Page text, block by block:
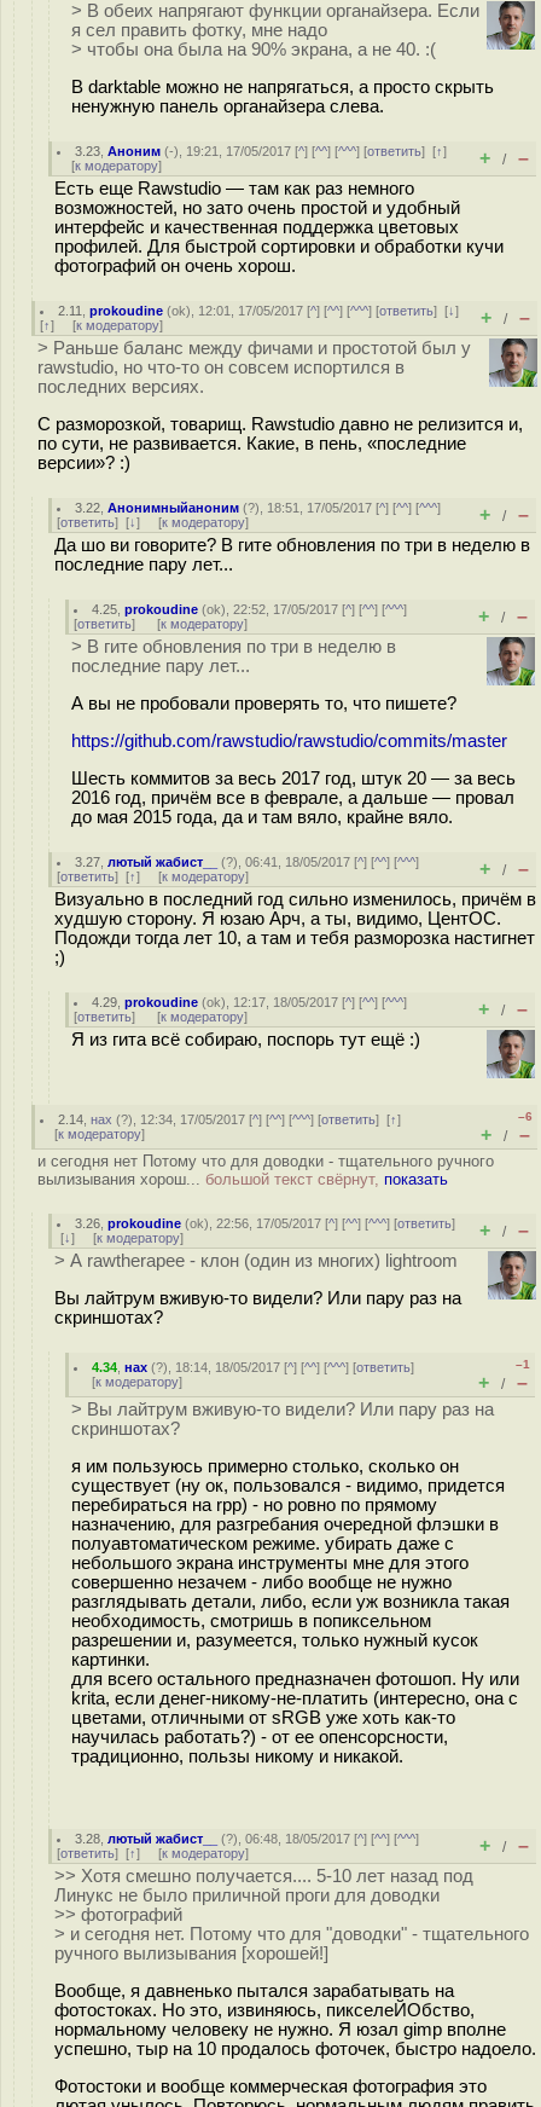
> В обеих напрягают функции органайзера. Если
я сел править фотку, мне надо
> чтобы она была на 90% экрана, а не 40. :(
В darktable можно не напрягаться, а просто скрыть
ненужную панель органайзера слева.
3.23 ,Аноним (-), 19:21, 17/05/2017 [^] [^^] [^^^] [ответить][↑]
[к модератору] + / –
Есть еще Rawstudio — там как раз немного
возможностей, но зато очень простой и удобный
интерфейс и качественная поддержка цветовых
профилей. Для быстрой сортировки и обработки кучи
фотографий он очень хорош.
2.11 ,prokoudine (ok), 12:01, 17/05/2017 [^] [^^] [^^^] [ответить][↓]
[↑] [к модератору] + / –
> Раньше баланс между фичами и простотой был у
rawstudio, но что-то он совсем испортился в
последних версиях.
С разморозкой, товарищ. Rawstudio давно не релизится и,
по сути, не развивается. Какие, в пень, «последние
версии»? :)
3.22 ,Анонимныйаноним (?), 18:51, 17/05/2017 [^] [^^] [^^^]
[ответить] [↓] [к модератору] + / –
Да шо ви говорите? В гите обновления по три в неделю в
последние пару лет...
4.25 ,prokoudine (ok), 22:52, 17/05/2017 [^] [^^] [^^^]
[ответить] [к модератору] + / –
> В гите обновления по три в неделю в
последние пару лет...
А вы не пробовали проверять то, что пишете?
https://github.com/rawstudio/rawstudio/commits/master
Шесть коммитов за весь 2017 год, штук 20 — за весь
2016 год, причём все в феврале, а дальше — провал
до мая 2015 года, да и там вяло, крайне вяло.
3.27 ,лютый жабист__ (?), 06:41, 18/05/2017 [^] [^^] [^^^]
[ответить] [↑] [к модератору] + / –
Визуально в последний год сильно изменилось, причём в
худшую сторону. Я юзаю Арч, а ты, видимо, ЦентОС.
Подожди тогда лет 10, а там и тебя разморозка настигнет
;)
4.29 ,prokoudine (ok), 12:17, 18/05/2017 [^] [^^] [^^^]
[ответить] [к модератору] + / –
Я из гита всё собираю, поспорь тут ещё :)
2.14 ,нах (?), 12:34, 17/05/2017 [^] [^^] [^^^] [ответить][↑]
[к модератору]
–6
+ / –
и сегодня нет Потому что для доводки - тщательного ручного
вылизывания хорош... большой текст свёрнут, показать
3.26 ,prokoudine (ok), 22:56, 17/05/2017 [^] [^^] [^^^] [ответить]
[↓] [к модератору] + / –
> А rawtherapee - клон (один из многих) lightroom
Вы лайтрум вживую-то видели? Или пару раз на
скриншотах?
4.34 ,нах (?), 18:14, 18/05/2017 [^] [^^] [^^^] [ответить]
[к модератору]
–1
+ / –
> Вы лайтрум вживую-то видели? Или пару раз на
скриншотах?
я им пользуюсь примерно столько, сколько он
существует (ну ок, пользовался - видимо, придется
перебираться на rpp) - но ровно по прямому
назначению, для разгребания очередной флэшки в
полуавтоматическом режиме. убирать даже с
небольшого экрана инструменты мне для этого
совершенно незачем - либо вообще не нужно
разглядывать детали, либо, если уж возникла такая
необходимость, смотришь в попиксельном
разрешении и, разумеется, только нужный кусок
картинки.
для всего остального предназначен фотошоп. Ну или
krita, если денег-никому-не-платить (интересно, она с
цветами, отличными от sRGB уже хоть как-то
научилась работать?) - от ее опенсорсности,
традиционно, пользы никому и никакой.
3.28 ,лютый жабист__ (?), 06:48, 18/05/2017 [^] [^^] [^^^]
[ответить] [↑] [к модератору] + / –
>> Хотя смешно получается.... 5-10 лет назад под
Линукс не было приличной проги для доводки
>> фотографий
> и сегодня нет. Потому что для "доводки" - тщательного
ручного вылизывания [хорошей!]
Вообще, я давненько пытался зарабатывать на
фотостоках. Но это, извиняюсь, пикселеЙОбство,
нормальному человеку не нужно. Я юзал gimp вполне
успешно, тыр на 10 продалось фоточек, быстро надоело.
Фотостоки и вообще коммерческая фотография это